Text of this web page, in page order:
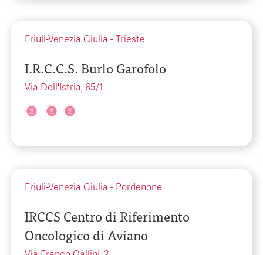
Friuli-Venezia Giulia - Trieste
I.R.C.C.S. Burlo Garofolo
Via Dell'Istria, 65/1
Friuli-Venezia Giulia - Pordenone
IRCCS Centro di Riferimento
Oncologico di Aviano